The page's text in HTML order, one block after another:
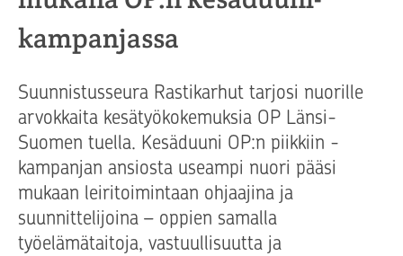
kampanjassa
Suunnistusseura Rastikarhut tarjosi nuorille
arvokkaita kesätyökokemuksia OP Länsi-
Suomen tuella. Kesäduuni OP:n piikkiin -
kampanjan ansiosta useampi nuori pääsi
mukaan leiritoimintaan ohjaajina ja
suunnittelijoina – oppien samalla
työelämätaitoja, vastuullisuutta ja